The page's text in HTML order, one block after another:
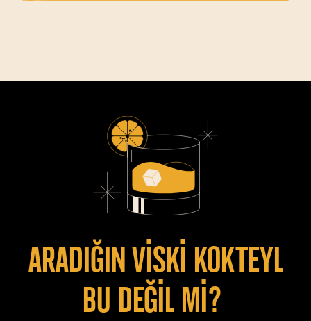
Aradiğin vİskİ kokteyl
bu değİl mİ?